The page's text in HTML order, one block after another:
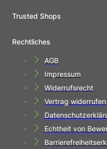
Trusted Shops
Rechtliches
AGB
Impressum
Widerrufsrecht
Vertrag widerrufen
Echtheit von